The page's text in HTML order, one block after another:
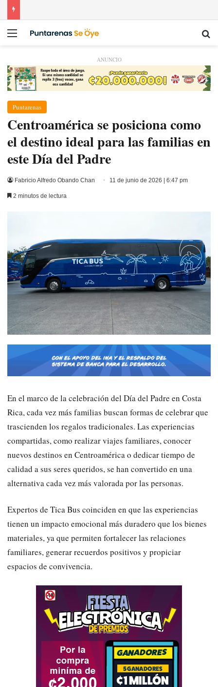
Menú
ANUNCIO
Puntarenas
Centroamérica se posiciona como
el destino ideal para las familias en
este Día del Padre
Fabricio Alfredo Obando Chan 11 de junio de 2026 | 6:47 pm
2 minutos de lectura
En el marco de la celebración del Día del Padre en Costa
Rica, cada vez más familias buscan formas de celebrar que
trascienden los regalos tradicionales. Las experiencias
compartidas, como realizar viajes familiares, conocer
nuevos destinos en Centroamérica o dedicar tiempo de
calidad a sus seres queridos, se han convertido en una
alternativa cada vez más valorada por las personas.
Expertos de Tica Bus coinciden en que las experiencias
tienen un impacto emocional más duradero que los bienes
materiales, ya que permiten fortalecer las relaciones
familiares, generar recuerdos positivos y propiciar
espacios de convivencia.